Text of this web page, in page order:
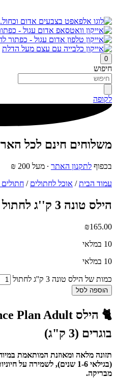
0
חיפוש
לקופה
משלוחים חינם לכל
בכפוף לתקנון האתר ∙ מעל 200 ₪
עמוד הבית/ אוכל לחתולים / חתולים
הילס טונה 3 ק''ג לחתול
₪165.00
10 במלאי
10 במלאי
כמות של הילס טונה 3 ק''ג לחתול
הוספה לסל
בוגרים (3 ק"ג)
תזונה מלאה ומאוזנת המותאמת
(בגילאי 1-6 שנים), לשמירה
מבריקה.